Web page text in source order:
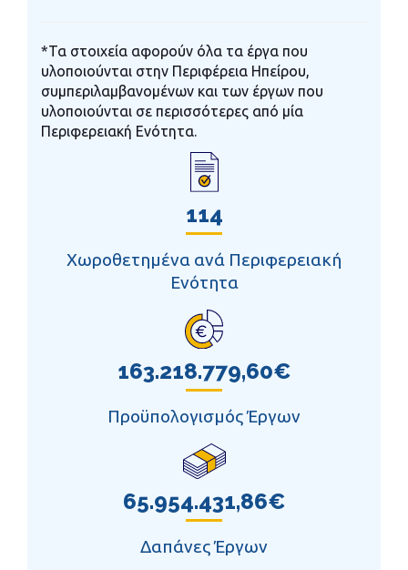
*Τα στοιχεία αφορούν όλα τα έργα που
υλοποιούνται στην Περιφέρεια Ηπείρου,
συμπεριλαμβανομένων και των έργων που
υλοποιούνται σε περισσότερες από μία
Περιφερειακή Ενότητα.
114
Χωροθετημένα ανά Περιφερειακή
Ενότητα
163.218.779,60€
Προϋπολογισμός Έργων
65.954.431,86€
Δαπάνες Έργων